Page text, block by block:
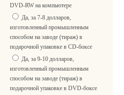
DVD-RW на компьютере
Да, за 7-8 долларов,
изготовленный промышленным
способом на заводе (тираж) в
подарочной упаковке в CD-боксе
Да, за 9-10 долларов,
изготовленный промышленным
способом на заводе (тираж) в
подарочной упаковке в DVD-боксе